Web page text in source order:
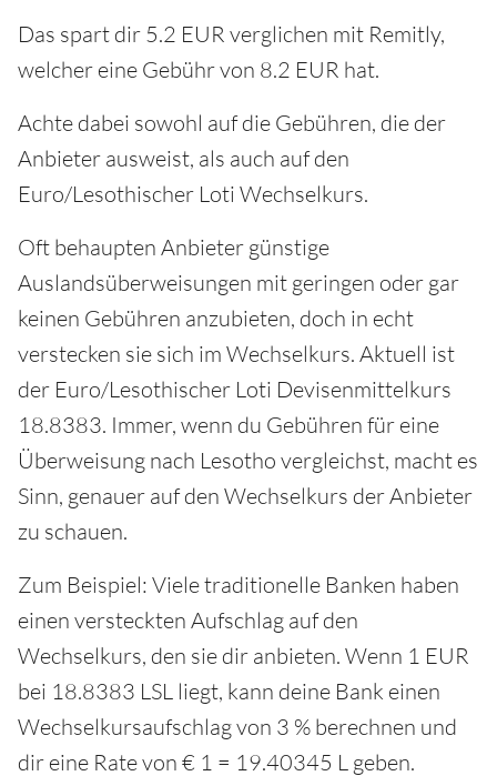
Das spart dir 5.2 EUR verglichen mit Remitly,
welcher eine Gebühr von 8.2 EUR hat.
Achte dabei sowohl auf die Gebühren, die der
Anbieter ausweist, als auch auf den
Euro/Lesothischer Loti Wechselkurs.
Oft behaupten Anbieter günstige
Auslandsüberweisungen mit geringen oder gar
keinen Gebühren anzubieten, doch in echt
verstecken sie sich im Wechselkurs. Aktuell ist
der Euro/Lesothischer Loti Devisenmittelkurs
18.8383. Immer, wenn du Gebühren für eine
Überweisung nach Lesotho vergleichst, macht es
Sinn, genauer auf den Wechselkurs der Anbieter
zu schauen.
Zum Beispiel: Viele traditionelle Banken haben
einen versteckten Aufschlag auf den
Wechselkurs, den sie dir anbieten. Wenn 1 EUR
bei 18.8383 LSL liegt, kann deine Bank einen
Wechselkursaufschlag von 3 % berechnen und
dir eine Rate von € 1 = 19.40345 L geben.